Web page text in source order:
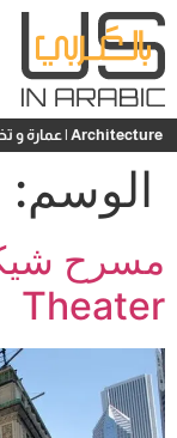
Architecture | عمارة و تخطيط
الوسم:
Theater